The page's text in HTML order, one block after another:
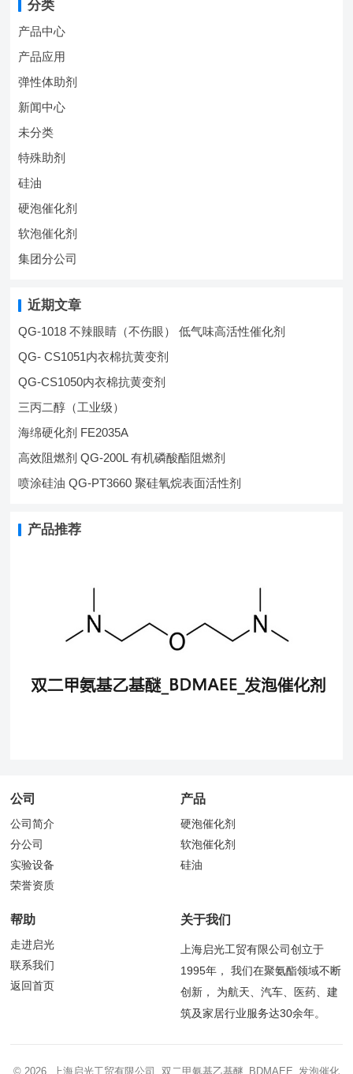
分类
产品中心
产品应用
弹性体助剂
新闻中心
未分类
特殊助剂
硅油
硬泡催化剂
软泡催化剂
集团分公司
近期文章
QG-1018 不辣眼睛（不伤眼） 低气味高活性催化剂
QG- CS1051内衣棉抗黄变剂
QG-CS1050内衣棉抗黄变剂
三丙二醇（工业级）
海绵硬化剂 FE2035A
高效阻燃剂 QG-200L 有机磷酸酯阻燃剂
喷涂硅油 QG-PT3660 聚硅氧烷表面活性剂
产品推荐
公司
公司简介
分公司
实验设备
荣誉资质
产品
硬泡催化剂
软泡催化剂
硅油
帮助
走进启光
联系我们
返回首页
关于我们
上海启光工贸有限公司创立于
1995年， 我们在聚氨酯领域不断
创新， 为航天、汽车、医药、建
筑及家居行业服务达30余年。
© 2026 上海启光工贸有限公司 双二甲氨基乙基醚_BDMAEE_发泡催化